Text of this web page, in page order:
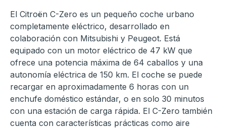
El Citroën C-Zero es un pequeño coche urbano
completamente eléctrico, desarrollado en
colaboración con Mitsubishi y Peugeot. Está
equipado con un motor eléctrico de 47 kW que
ofrece una potencia máxima de 64 caballos y una
autonomía eléctrica de 150 km. El coche se puede
recargar en aproximadamente 6 horas con un
enchufe doméstico estándar, o en solo 30 minutos
con una estación de carga rápida. El C-Zero también
cuenta con características prácticas como aire